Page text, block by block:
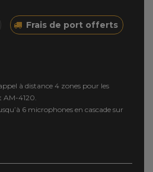
Frais de port offerts
à distance 4 zones pour les
AM-4120.
6 microphones en cascade sur